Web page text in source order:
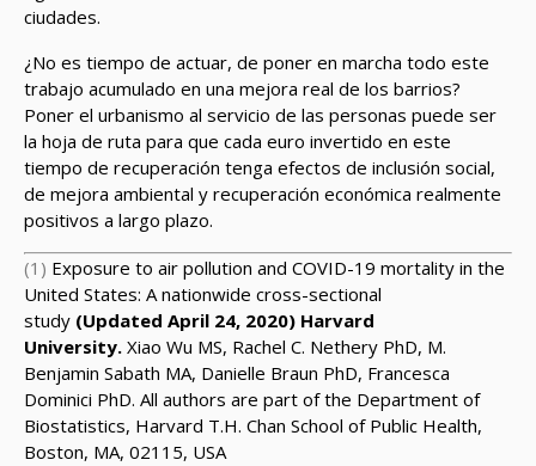
ciudades.
¿No es tiempo de actuar, de poner en marcha todo este
trabajo acumulado en una mejora real de los barrios?
Poner el urbanismo al servicio de las personas puede ser
la hoja de ruta para que cada euro invertido en este
tiempo de recuperación tenga efectos de inclusión social,
de mejora ambiental y recuperación económica realmente
positivos a largo plazo.
(1) Exposure to air pollution and COVID-19 mortality in the
United States: A nationwide cross-sectional
study (Updated April 24, 2020) Harvard
University. Xiao Wu MS, Rachel C. Nethery PhD, M.
Benjamin Sabath MA, Danielle Braun PhD, Francesca
Dominici PhD. All authors are part of the Department of
Biostatistics, Harvard T.H. Chan School of Public Health,
Boston, MA, 02115, USA